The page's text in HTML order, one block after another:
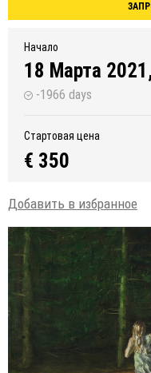
Начало
18 Марта
-1966 days
Стартовая цена
€ 350
Добавить в избранное